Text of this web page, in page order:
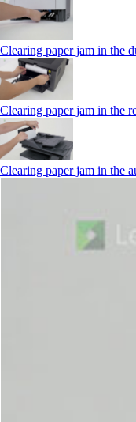
Clearing paper jam in the
Clearing paper jam in the
Clearing paper jam in the